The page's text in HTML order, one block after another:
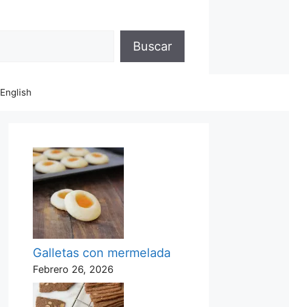
Buscar
English
Galletas con mermelada
Febrero 26, 2026